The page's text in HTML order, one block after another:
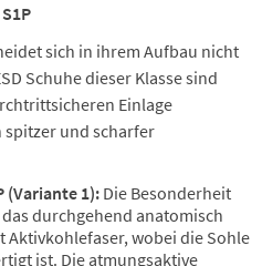
sich in ihrem Aufbau nicht
Schuhe dieser Klasse sind
Einlage
spitzer und scharfer
(Variante 1): Die Besonderheit
durchgehend anatomisch
Aktivkohlefaser, wobei die Sohle
ist. Die atmungsaktive